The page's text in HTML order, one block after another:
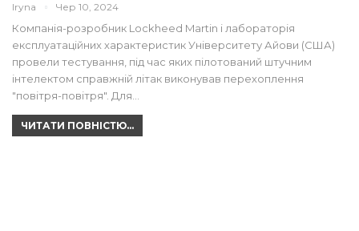
Iryna Чер 10, 2024
Компанія-розробник Lockheed Martin і лабораторія
експлуатаційних характеристик Університету Айови (США)
провели тестування, під час яких пілотований штучним
інтелектом справжній літак виконував перехоплення
"повітря-повітря". Для…
ЧИТАТИ ПОВНІСТЮ...